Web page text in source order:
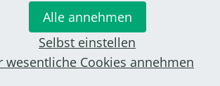
Kapazitäten begrenzt sind.
Alle annehmen
Selbst einstellen
wesentliche Cookies annehmen